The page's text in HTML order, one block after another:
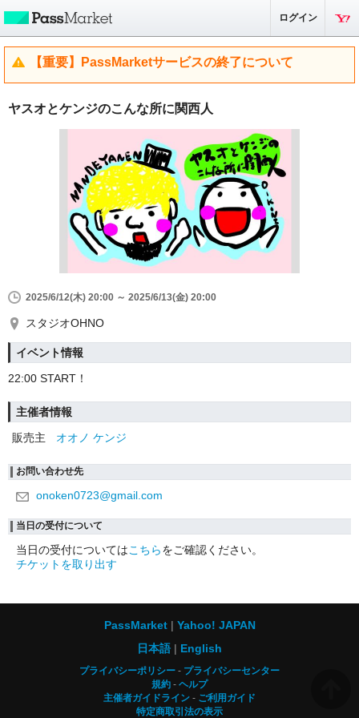
ログイン
【重要】PassMarketサービスの終了について
ヤスオとケンジのこんな所に関西人
2025/6/12(木) 20:00 ～ 2025/6/13(金) 20:00
スタジオOHNO
イベント情報
22:00 START！
主催者情報
販売主
オオノ ケンジ
お問い合わせ先
onoken0723@gmail.com
当日の受付について
当日の受付についてはこちらをご確認ください。
チケットを取り出す
PassMarket
Yahoo! JAPAN
日本語
English
プライバシーポリシー
プライバシーセンター
規約
ヘルプ
主催者ガイドライン
ご利用ガイド
特定商取引法の表示